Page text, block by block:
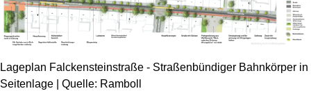
Lageplan Falckensteinstraße - Straßenbündiger Bahnkörper in
Seitenlage | Quelle: Ramboll